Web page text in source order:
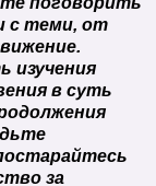
с теми, от
изучения
в суть
за